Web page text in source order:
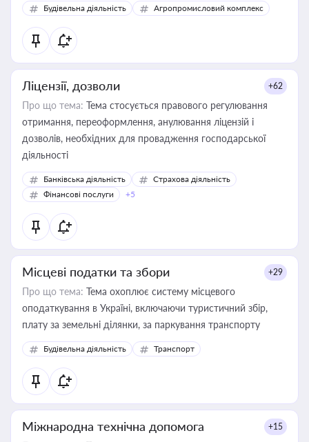
Будівельна діяльність Агропромисловий комплекс
Ліцензії, дозволи +62
Про що тема: Тема стосується правового регулювання
отримання, переоформлення, анулювання ліцензій і
дозволів, необхідних для провадження господарської
діяльності
Банківська діяльність
Страхова діяльність
Фінансові послуги
+5
Місцеві податки та збори +29
Про що тема: Тема охоплює систему місцевого
оподаткування в Україні, включаючи туристичний збір,
плату за земельні ділянки, за паркування транспорту
Будівельна діяльність Транспорт
Міжнародна технічна допомога +15